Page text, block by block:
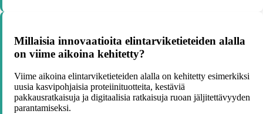
Millaisia innovaatioita elintarviketieteiden alalla
on viime aikoina kehitetty?
Viime aikoina elintarviketieteiden alalla on kehitetty esimerkiksi
uusia kasvipohjaisia proteiinituotteita, kestäviä
pakkausratkaisuja ja digitaalisia ratkaisuja ruoan jäljitettävyyden
parantamiseksi.